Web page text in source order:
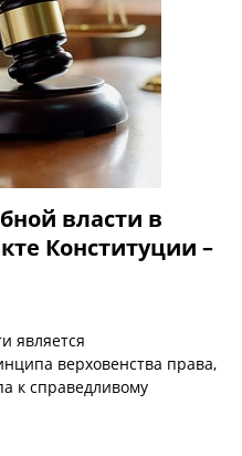
власти в
Конституции –
является
верховенства права,
к справедливому